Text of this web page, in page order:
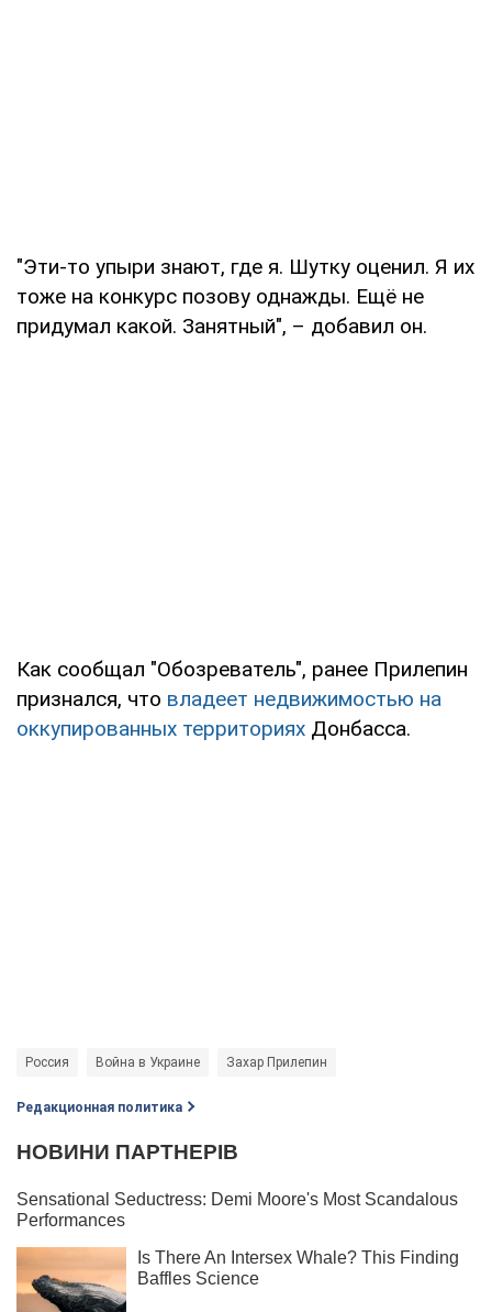
"Эти-то упыри знают, где я. Шутку оценил. Я их
тоже на конкурс позову однажды. Ещё не
придумал какой. Занятный", – добавил он.
Как сообщал "Обозреватель", ранее Прилепин
признался, что владеет недвижимостью на
оккупированных территориях Донбасса.
Россия Война в Украине Захар Прилепин
Редакционная политика